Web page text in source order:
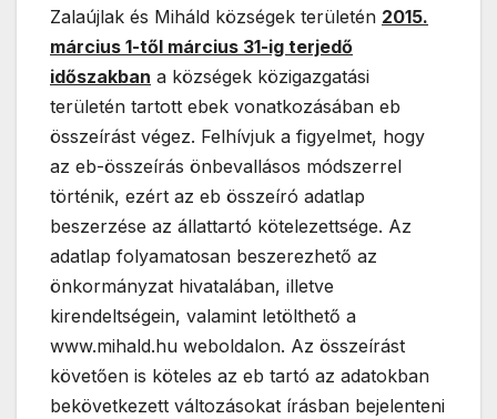
Zalaújlak és Miháld községek területén 2015.
március 1-től március 31-ig terjedő
időszakban a községek közigazgatási
területén tartott ebek vonatkozásában eb
összeírást végez. Felhívjuk a figyelmet, hogy
az eb-összeírás önbevallásos módszerrel
történik, ezért az eb összeíró adatlap
beszerzése az állattartó kötelezettsége. Az
adatlap folyamatosan beszerezhető az
önkormányzat hivatalában, illetve
kirendeltségein, valamint letölthető a
www.mihald.hu weboldalon. Az összeírást
követően is köteles az eb tartó az adatokban
bekövetkezett változásokat írásban bejelenteni